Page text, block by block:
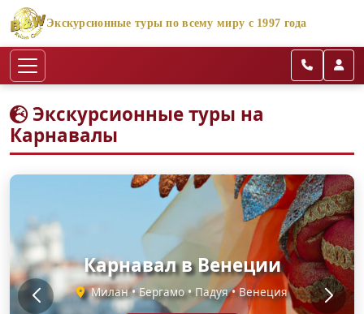
Экскурсионные туры по всему миру с 1997 года
Экскурсионные туры на
Карнавалы
Карнавал в Венеции
Милан • Бергамо • Падуя • Венеция
Карнавалы в Венеции и
Вероне
Верона • Венеция • Падуя